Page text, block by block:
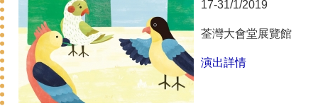
17-31/1/2019
荃灣大會堂展覽館
演出詳情